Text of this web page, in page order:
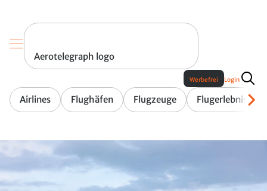
Aerotelegraph logo
Airlines Flughäfen Flugzeuge Flugerlebnis
Werbefrei Login